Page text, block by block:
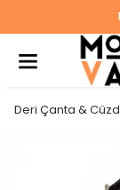
Deri Çanta &